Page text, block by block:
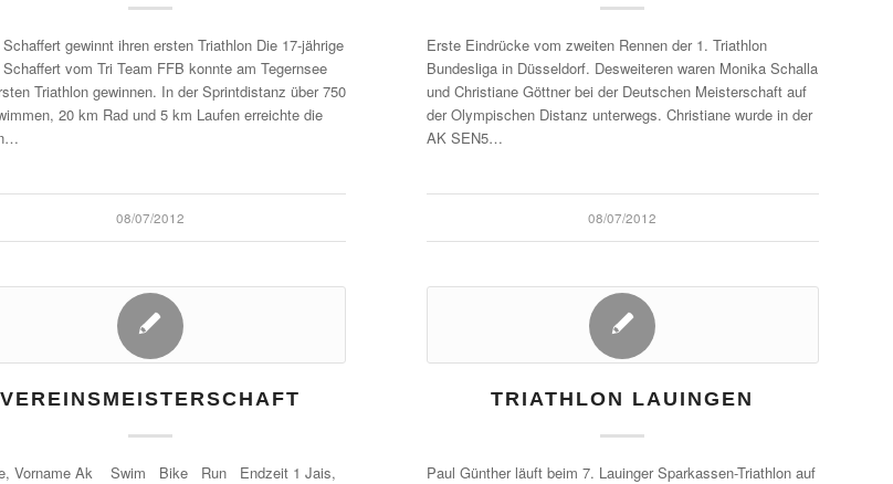
gewinnt ihren ersten Triathlon Die 17-jährige
vom Tri Team FFB konnte am Tegernsee
Triathlon gewinnen. In der Sprintdistanz über 750
20 km Rad und 5 km Laufen erreichte die
08/07/2012
Erste Eindrücke vom zweiten Rennen der 1. Triathlon
Bundesliga in Düsseldorf. Desweiteren waren Monika Schalla
und Christiane Göttner bei der Deutschen Meisterschaft auf
der Olympischen Distanz unterwegs. Christiane wurde in der
AK SEN5…
08/07/2012
VEREINSMEISTERSCHAFT
Vorname Ak Swim Bike Run Endzeit 1 Jais,
TRIATHLON LAUINGEN
Paul Günther läuft beim 7. Lauinger Sparkassen-Triathlon auf